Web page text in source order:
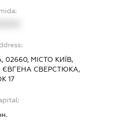
02660, МІСТО КИЇВ,
ЄВГЕНА СВЕРСТЮКА,
17